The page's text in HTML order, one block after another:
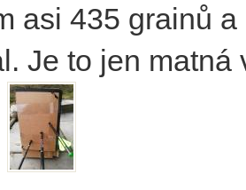
asi 435 grainů
Je to jen